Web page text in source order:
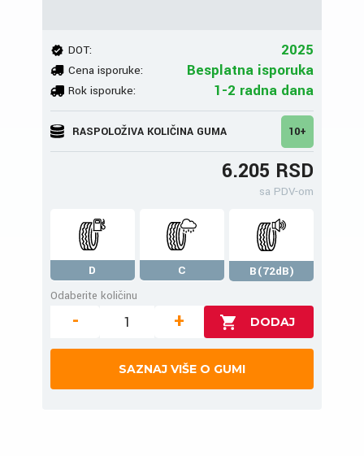
DOT: 2025
Cena isporuke: Besplatna isporuka
Rok isporuke: 1-2 radna dana
RASPOLOŽIVA KOLIČINA GUMA 10+
6.205 RSD
sa PDV-om
D C
B(72dB)
Odaberite količinu
- +
SAZNAJ VIŠE O GUMI